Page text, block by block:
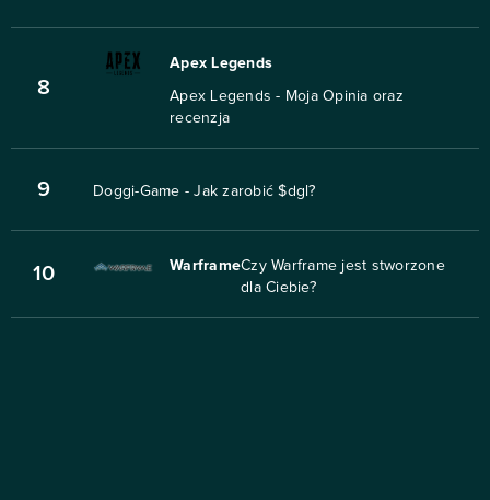
8
Apex Legends
Apex Legends - Moja Opinia oraz
recenzja
9 Doggi-Game - Jak zarobić $dgl?
10 WarframeCzy Warframe jest stworzone
dla Ciebie?